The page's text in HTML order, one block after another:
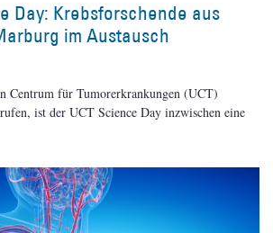
Day: Krebsforschende aus
im Austausch
Centrum für Tumorerkrankungen (UCT)
ist der UCT Science Day inzwischen eine